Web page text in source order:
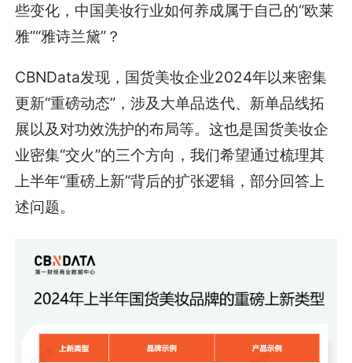
些变化，中国美妆行业如何养成属于自己的“欧莱
雅”“雅诗兰黛”？
CBNData发现，国货美妆企业2024年以来密集
更新“重磅动态”，涉及大单品迭代、新单品线拓
展以及对功效洗护的布局等。这也是国货美妆企
业密集“交火”的三个方向，我们希望通过梳理其
上半年“重磅上新”背后的扩张逻辑，部分回答上
述问题。